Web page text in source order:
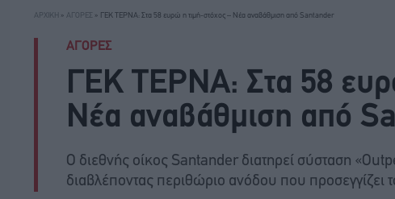
ΟΙΚΟΝΟΜΙΑ
ΑΡΧΙΚΗ » ΑΓΟΡΕΣ » ΓΕΚ ΤΕΡΝΑ: Στα 58 ευρώ η τιμή-στόχος – Νέα αναβάθμιση από Santander
ΑΓΟΡΕΣ
ΓΕΚ ΤΕΡΝΑ: Στα 58
Νέα αναβάθμιση από
Ο διεθνής οίκος Santander διατηρεί σύσταση
διαβλέποντας περιθώριο ανόδου που προσεγγίζει